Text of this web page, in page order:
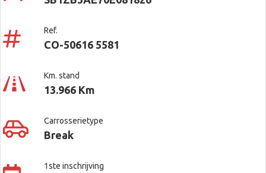
Ref.
CO-50616 5581
Km. stand
13.966 Km
Carrosserietype
Break
1ste inschrijving